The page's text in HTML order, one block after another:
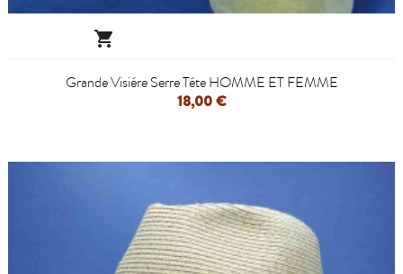

Grande Visiére Serre Téte HOMME ET FEMME
18,00 €